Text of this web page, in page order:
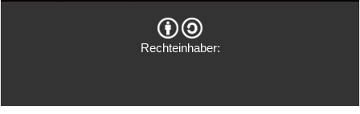
Rechteinhaber: